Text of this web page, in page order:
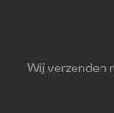
Wij verzenden